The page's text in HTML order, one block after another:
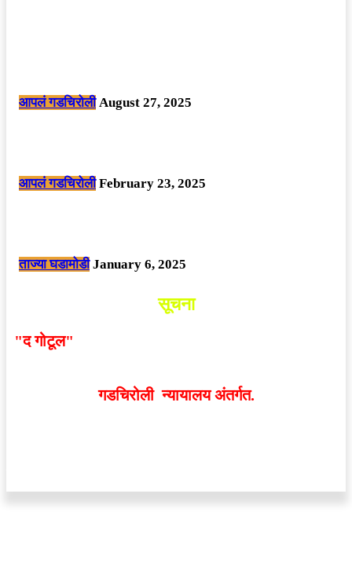
आपलं गडचिरोली August 27, 2025
आपलं गडचिरोली February 23, 2025
ताज्या घडामोडी January 6, 2025
सूचना
"द गोटूल"
गडचिरोली न्यायालय अंतर्गत.